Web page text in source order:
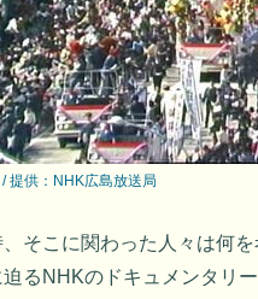
提供：NHK広島放送局
そこに関わった人々は何
迫るNHKのドキュメンタリ